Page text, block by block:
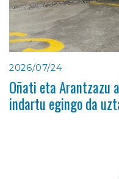
2026/07/24
Oñati eta Arantzazu
indartu egingo da